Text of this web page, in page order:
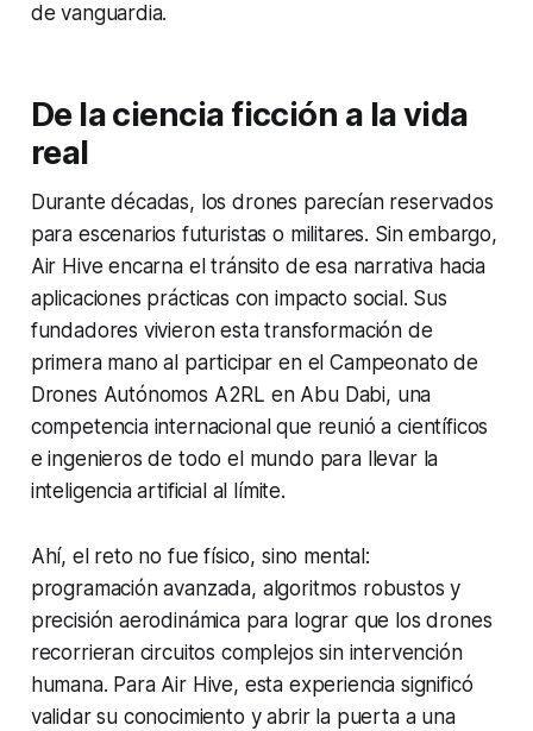
de vanguardia.
De la ciencia ficción a la vida
real
Durante décadas, los drones parecían reservados
para escenarios futuristas o militares. Sin embargo,
Air Hive encarna el tránsito de esa narrativa hacia
aplicaciones prácticas con impacto social. Sus
fundadores vivieron esta transformación de
primera mano al participar en el Campeonato de
Drones Autónomos A2RL en Abu Dabi, una
competencia internacional que reunió a científicos
e ingenieros de todo el mundo para llevar la
inteligencia artificial al límite.
Ahí, el reto no fue físico, sino mental:
programación avanzada, algoritmos robustos y
precisión aerodinámica para lograr que los drones
recorrieran circuitos complejos sin intervención
humana. Para Air Hive, esta experiencia significó
validar su conocimiento y abrir la puerta a una